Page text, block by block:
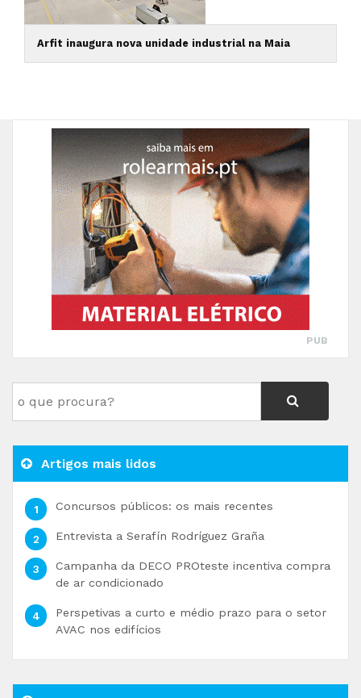
Arfit inaugura nova unidade industrial na Maia
PUB
Artigos mais lidos
Concursos públicos: os mais recentes
Entrevista a Serafín Rodríguez Graña
Campanha da DECO PROteste incentiva compra
de ar condicionado
Perspetivas a curto e médio prazo para o setor
AVAC nos edifícios